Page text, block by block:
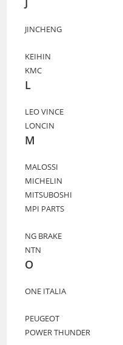
JINCHENG
KEIHIN
KMC
L
LEO VINCE
LONCIN
M
MALOSSI
MICHELIN
MITSUBOSHI
MPI PARTS
NG BRAKE
NTN
O
ONE ITALIA
PEUGEOT
POWER THUNDER